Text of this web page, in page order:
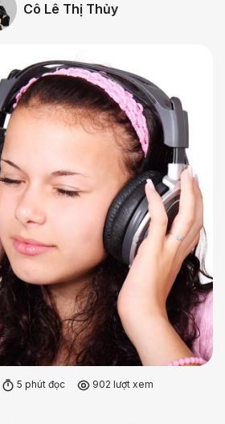
Cô Lê Thị Thủy
5 phút đọc 902 lượt xem